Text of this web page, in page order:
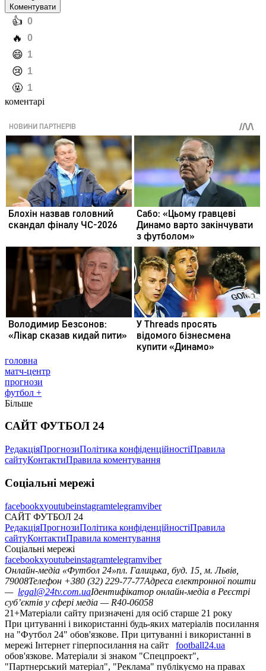
Коментувати
️👍 0
️🔥 0
️😄 1
️😢 1
️🤬 1
коментарі
головна
матч-центр
прогнози
футбол +
Більше
САЙТ ФУТБОЛ 24
РедакціяПрогнозиПолітика конфіденційностіПравила
сайтуКонтактиПравила коментування
Соціальні мережі
facebookxyoutubeinstagramtelegramviber
САЙТ ФУТБОЛ 24
РедакціяПрогнозиПолітика конфіденційностіПравила
сайтуКонтактиПравила коментування
Соціальні мережі
facebookxyoutubeinstagramtelegramviber
Онлайн-медіа «Футбол 24»пл. Галицька, буд. 15, м. Львів,
79008Телефон +380 (32) 229-77-77Адреса електронної пошти
— legal@24tv.com.uaІдентифікатор онлайн-медіа в Реєстрі
суб’єктів у сфері медіа — R40-06058
21+Матеріали сайту призначені для осіб старше 21 року
При цитуванні і використанні будь-яких матеріалів посилання
на "Футбол 24" обов'язкове. При цитуванні і використанні в
мережі Інтернет гіперпосилання на сайт
football24.ua
обов'язкове. Матеріали зі знаком "Спецпроект",
"Партнерський матеріал", "Реклама" публікуємо на правах